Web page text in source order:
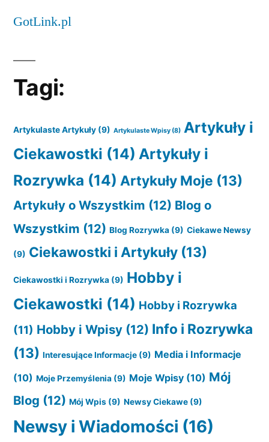
GotLink.pl
Tagi:
Artykulaste Artykuły (9) Artykulaste Wpisy (8) Artykuły i
Ciekawostki (14) Artykuły i
Rozrywka (14) Artykuły Moje (13)
Artykuły o Wszystkim (12) Blog o
Wszystkim (12) Blog Rozrywka (9) Ciekawe Newsy
(9) Ciekawostki i Artykuły (13)
Ciekawostki i Rozrywka (9) Hobby i
Ciekawostki (14) Hobby i Rozrywka
(11) Hobby i Wpisy (12) Info i Rozrywka
(13) Interesujące Informacje (9) Media i Informacje
(10) Moje Przemyślenia (9) Moje Wpisy (10) Mój
Blog (12) Mój Wpis (9) Newsy Ciekawe (9)
Newsy i Wiadomości (16)